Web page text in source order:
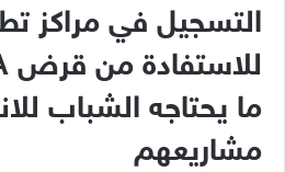
التسجيل في مراكز
ما يحتاجه الشباب
مشاريعهم